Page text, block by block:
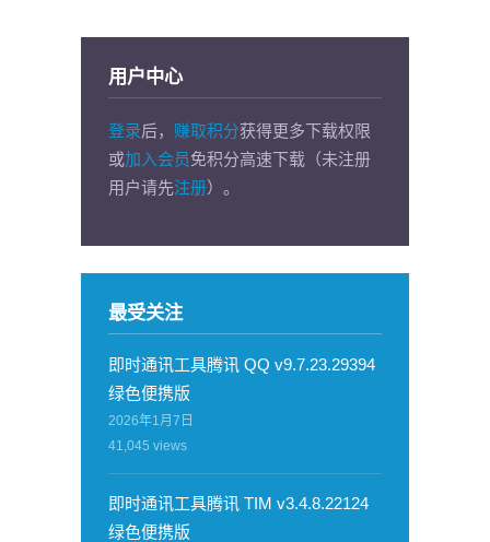
用户中心
登录后， 赚取积分获得更多下载权限
或加入会员免积分高速下载（未注册
用户请先注册）。
最受关注
即时通讯工具腾讯 QQ v9.7.23.29394
绿色便携版
2026年1月7日
41,045 views
即时通讯工具腾讯 TIM v3.4.8.22124
绿色便携版